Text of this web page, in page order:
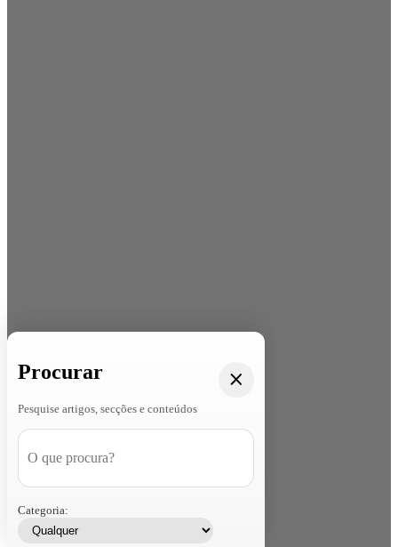
Procurar
Pesquise artigos, secções e conteúdos
Categoria: